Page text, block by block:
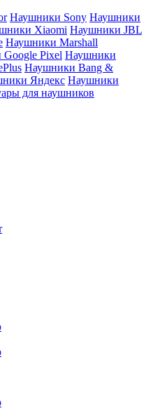
Наушники Sony Наушники
Xiaomi Наушники JBL
Наушники Marshall
Pixel Наушники
Наушники Bang &
Яндекс Наушники
для наушников